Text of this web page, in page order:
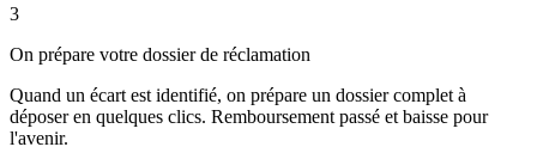
3
On prépare votre dossier de réclamation
Quand un écart est identifié, on prépare un dossier complet à
déposer en quelques clics. Remboursement passé et baisse pour
l'avenir.